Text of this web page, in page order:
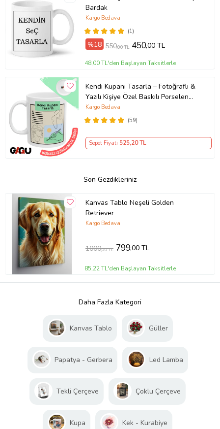
Bardak
(1)
Kargo Bedava
%18 550,00 TL 450,00 TL
48,00 TL'den Başlayan Taksitlerle
Kendi Kupanı Tasarla – Fotoğraflı &
Yazılı Kişiye Özel Baskılı Porselen
Hediye Kupa (Düz Beyaz)
(59)
Kargo Bedava
Sepet Fiyatı 525,20 TL
Son Gezdikleriniz
Kanvas Tablo Neşeli Golden
Retriever
Kargo Bedava
1000,00 TL 799,00 TL
85,22 TL'den Başlayan Taksitlerle
Daha Fazla Kategori
Kanvas Tablo Güller
Papatya - Gerbera Led Lamba
Tekli Çerçeve Çoklu Çerçeve
Kupa Kek - Kurabiye